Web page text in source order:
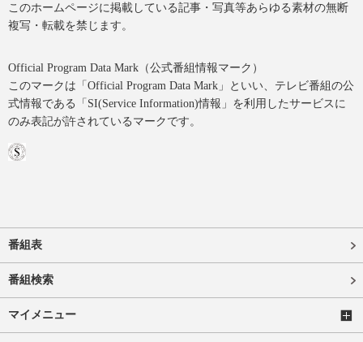
このホームページに掲載している記事・写真等あらゆる素材の無断
複写・転載を禁じます。
Official Program Data Mark（公式番組情報マーク）
このマークは「Official Program Data Mark」といい、テレビ番組の公
式情報である「SI(Service Information)情報」を利用したサービスに
のみ表記が許されているマークです。
番組表
番組検索
マイメニュー